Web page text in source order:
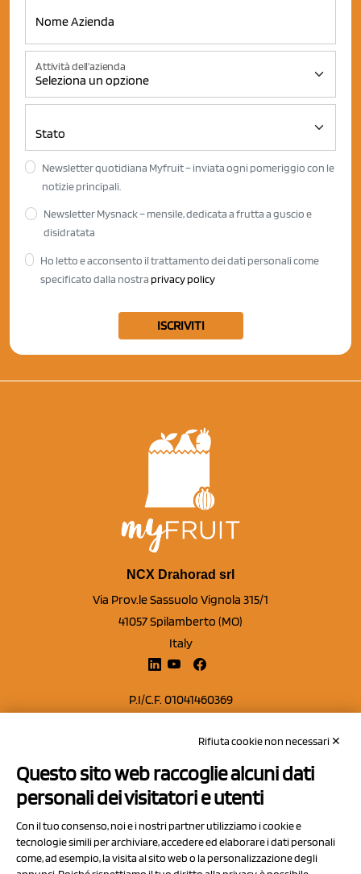
Attività dell'azienda
Newsletter quotidiana Myfruit – inviata ogni pomeriggio con le
notizie principali.
Newsletter Mysnack – mensile, dedicata a frutta a guscio e
disidratata
Ho letto e acconsento il trattamento dei dati personali come
specificato dalla nostra privacy policy
ISCRIVITI
NCX Drahorad srl
Via Prov.le Sassuolo Vignola 315/1
41057 Spilamberto (MO)
Italy
P.I/C.F. 01041460369
Capitale sociale Euro 50.000,00 i.v.
Contatti
Privacy Policy
Cookie Policy
Rifiuta cookie non necessari ✕
Questo sito web raccoglie alcuni dati
personali dei visitatori e utenti
Con il tuo consenso, noi e i nostri partner utilizziamo i cookie e
tecnologie simili per archiviare, accedere ed elaborare i dati personali
come, ad esempio, la visita al sito web o la personalizzazione degli